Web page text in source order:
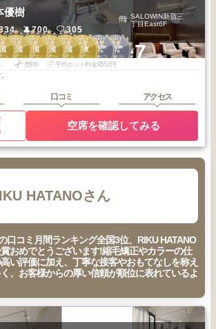
国
年 1 月
2
全国
2025年11 月
2
全国
2025年10月
2
全国
2025年 9月
3
全国
2026年 3月
1
関東
2025年12月
1
新宿・高田馬
場・代々木
2026年7月
2
新宿・高田馬
場・代々木
2026年6月+7
優樹
700 305
SALOWIN新宿三
丁目East6F
新宿三丁目ビル6階 歴8年
平均カット料金9552円
口コミ アクセス
空席を確認してみる
HATANOさん
口コミ月間ランキング全国3位、RIKU HATANO
おめでとうございます!縮毛矯正やカラーの仕
高い評価に加え、丁寧な接客やおもてなしを称え
、お客様からの厚い信頼が順位に表れているよ